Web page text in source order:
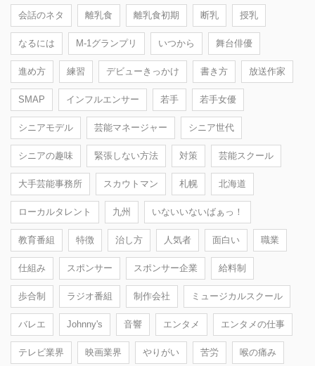
会話のネタ 離乳食 離乳食初期 断乳 授乳
なるには M-1グランプリ いつから 舞台俳優
進め方 練習 デビューきっかけ 書き方 放送作家
SMAP インフルエンサー 若手 若手女優
シニアモデル 芸能マネージャー シニア世代
シニアの趣味 緊張しない方法 対策 芸能スクール
大手芸能事務所 スカウトマン 札幌 北海道
ローカルタレント 九州 いないいないばぁっ！
教育番組 特徴 治し方 人気者 面白い 職業
仕組み スポンサー スポンサー企業 給料制
歩合制 ラジオ番組 制作会社 ミュージカルスクール
バレエ Johnny's 音響 エンタメ エンタメの仕事
テレビ業界 映画業界 やりがい 苦労 喉の痛み